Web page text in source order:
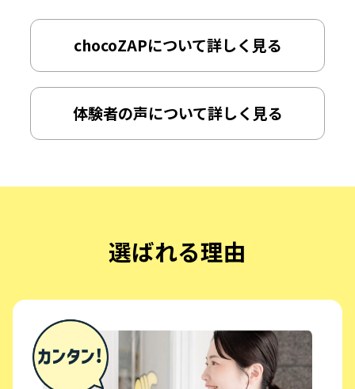
chocoZAPについて詳しく見る
体験者の声について詳しく見る
選ばれる理由